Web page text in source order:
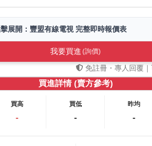
展開：豐盟有線電視 完整即時報價表
我要買進 (詢價)
免註冊・專人回覆
買進詳情 (賣方參考)
買高
-
買低
-
昨均
-